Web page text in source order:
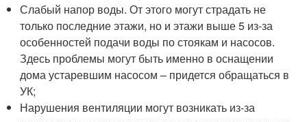
Слабый напор воды. От этого могут страдать не
только последние этажи, но и этажи выше 5 из-за
особенностей подачи воды по стоякам и насосов.
Здесь проблемы могут быть именно в оснащении
дома устаревшим насосом – придется обращаться в
УК;
Нарушения вентиляции могут возникать из-за